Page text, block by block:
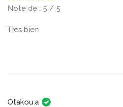
Note de : 5 / 5
Tres bien
Otakou.a